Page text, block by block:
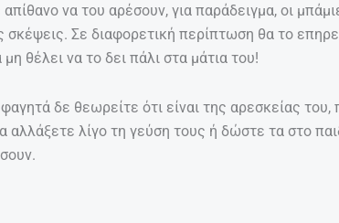
να του αρέσουν, για παράδειγμα, οι
σκέψεις. Σε διαφορετική περίπτωση θα το
μη θέλει να το δει πάλι στα μάτια του!
φαγητά δε θεωρείτε ότι είναι της αρεσκείας
αλλάξετε λίγο τη γεύση τους ή δώστε τα στο